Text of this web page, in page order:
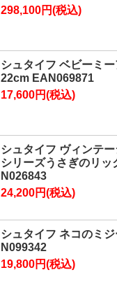
298,100円(税込)
シュタイフ ベビーミー
22cm EAN069871
17,600円(税込)
シュタイフ ヴィンテ
シリーズうさぎのリッ
N026843
24,200円(税込)
シュタイフ ネコのミ
N099342
19,800円(税込)